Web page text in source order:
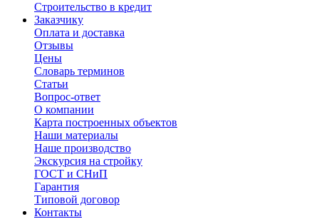
Строительство в кредит
Заказчику
Оплата и доставка
Отзывы
Цены
Словарь терминов
Статьи
Вопрос-ответ
О компании
Карта построенных объектов
Наши материалы
Наше производство
Экскурсия на стройку
ГОСТ и СНиП
Гарантия
Типовой договор
Контакты